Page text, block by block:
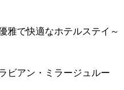
雅で快適なホテルステイ～
ビアン・ミラージュルー